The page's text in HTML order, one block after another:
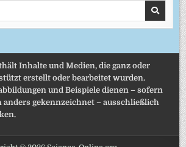
Inhalte und Medien, die ganz oder
erstellt oder bearbeitet wurden.
und Beispiele dienen – sofern
gekennzeichnet – ausschließlich